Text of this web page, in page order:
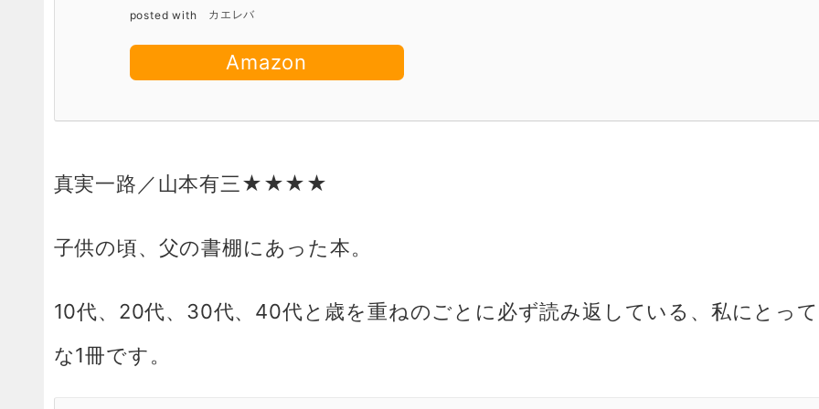
posted with カエレバ
Amazon
真実一路／山本有三★★★★
子供の頃、父の書棚にあった本。
10代、20代、30代、40代と歳を重ねのごとに必ず読み返している、私にとっ
な1冊です。